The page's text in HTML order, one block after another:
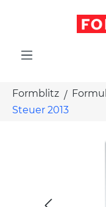
Formblitz
Steuer 2013